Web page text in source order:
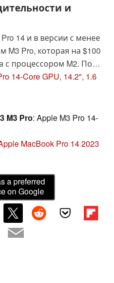
и
14 и в версии с менее
Pro, которая на $100
с процессором M2. По
удалось улучшить
яркость экрана в
14-Core GPU, 14.2", 1.6
M3 Pro: Apple M3 Pro 14-
MacBook Pro 14 2023
a preferred
on Google